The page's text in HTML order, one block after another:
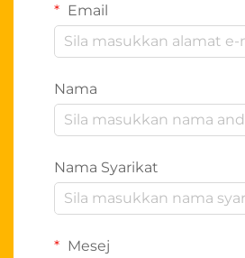
Email
Nama
Nama Syarikat
Mesej